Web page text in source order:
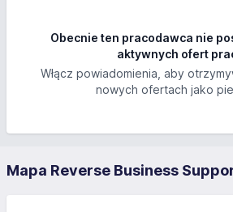
Obecnie ten pracodawca nie
aktywnych ofert
Włącz powiadomienia, aby
nowych ofertach jako
Mapa Reverse Business